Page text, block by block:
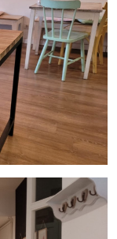
con la actividad
automática, la
dispone de dos
por el local,
un alquiler
ser el nuevo